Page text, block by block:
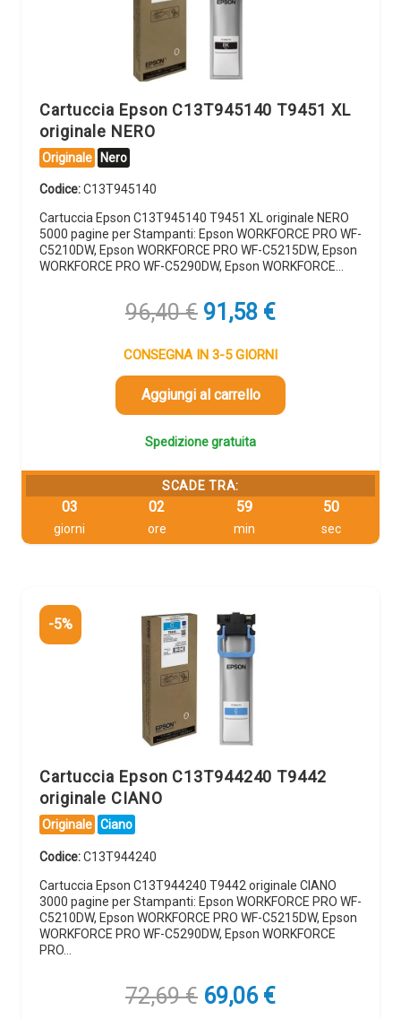
Cartuccia Epson C13T945140 T9451 XL
originale NERO
Originale Nero
Codice:C13T945140
Cartuccia Epson C13T945140 T9451 XL originale NERO
5000 pagine per Stampanti: Epson WORKFORCE PRO WF-
C5210DW, Epson WORKFORCE PRO WF-C5215DW, Epson
WORKFORCE PRO WF-C5290DW, Epson WORKFORCE…
96,40€ Il
originale
era:
96,40 €.
91,58 €Il
attuale
è:
CONSEGNA IN 3-5 GIORNI
Aggiungi al carrello
Spedizione gratuita
SCADE TRA:
03
giorni
02
ore
59
min
49
sec
-5%
Cartuccia Epson C13T944240 T9442
originale CIANO
Originale Ciano
Codice:C13T944240
Cartuccia Epson C13T944240 T9442 originale CIANO
3000 pagine per Stampanti: Epson WORKFORCE PRO WF-
C5210DW, Epson WORKFORCE PRO WF-C5215DW, Epson
WORKFORCE PRO WF-C5290DW, Epson WORKFORCE
PRO…
72,69€ Il
69,06 €Il